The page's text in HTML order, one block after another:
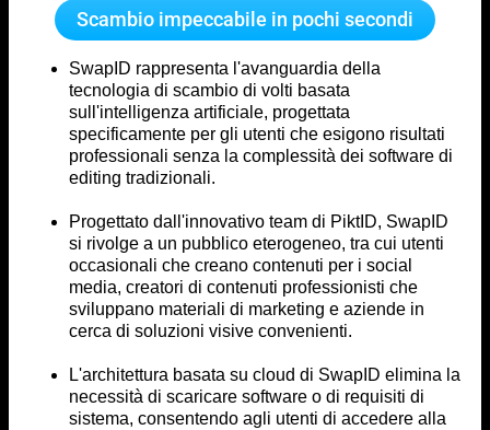
Scambio impeccabile in pochi secondi
SwapID rappresenta l'avanguardia della
tecnologia di scambio di volti basata
sull'intelligenza artificiale, progettata
specificamente per gli utenti che esigono risultati
professionali senza la complessità dei software di
editing tradizionali.
Progettato dall'innovativo team di PiktID, SwapID
si rivolge a un pubblico eterogeneo, tra cui utenti
occasionali che creano contenuti per i social
media, creatori di contenuti professionisti che
sviluppano materiali di marketing e aziende in
cerca di soluzioni visive convenienti.
L'architettura basata su cloud di SwapID elimina la
necessità di scaricare software o di requisiti di
sistema, consentendo agli utenti di accedere alla